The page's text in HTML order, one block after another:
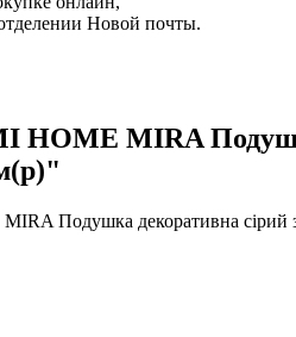
Новой почты.
MIRA
Подушка декоративна сірий